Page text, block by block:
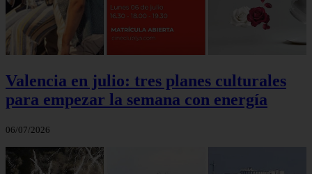
Valencia en julio: tres planes culturales
para empezar la semana con energía
06/07/2026